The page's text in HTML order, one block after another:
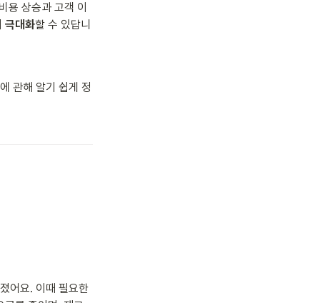
용 상승과 고객 이
극대화할 수 있답니
에 관해 알기 쉽게 정
어요. 이때 필요한